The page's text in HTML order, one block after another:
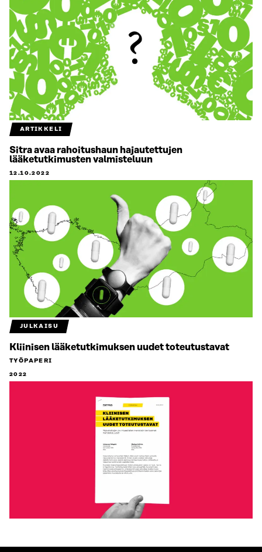
ARTIKKELI
Sitra avaa rahoitushaun hajautettujen
lääketutkimusten valmisteluun
12.10.2022
JULKAISU
Kliinisen lääketutkimuksen uudet toteutustavat
TYÖPAPERI
2022